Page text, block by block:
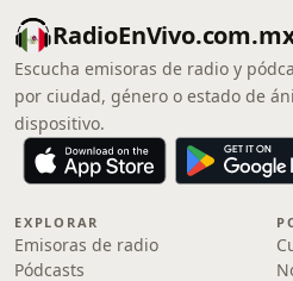
Escucha emisoras de radio y
por ciudad, género o estado de
dispositivo.
EXPLORAR
Emisoras de radio
Pódcasts